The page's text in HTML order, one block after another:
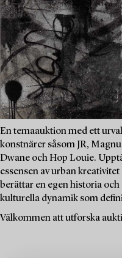
En temaauktion med ett
konstnärer såsom JR,
Dwane och Hop Louie.
essensen av urban
berättar en egen historia
kulturella dynamik som
Välkommen att utforska